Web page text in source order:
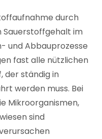
durch
Sauerstoffgehalt im
und Abbauprozesse
fast alle nützlichen
der ständig in
werden muss. Bei
Mikroorganismen,
sind